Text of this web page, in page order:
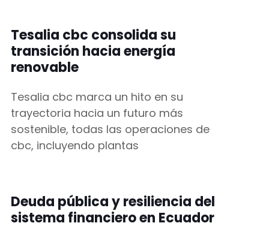
Tesalia cbc consolida su
transición hacia energía
renovable
Tesalia cbc marca un hito en su
trayectoria hacia un futuro más
sostenible, todas las operaciones de
cbc, incluyendo plantas
Deuda pública y resiliencia del
sistema financiero en Ecuador